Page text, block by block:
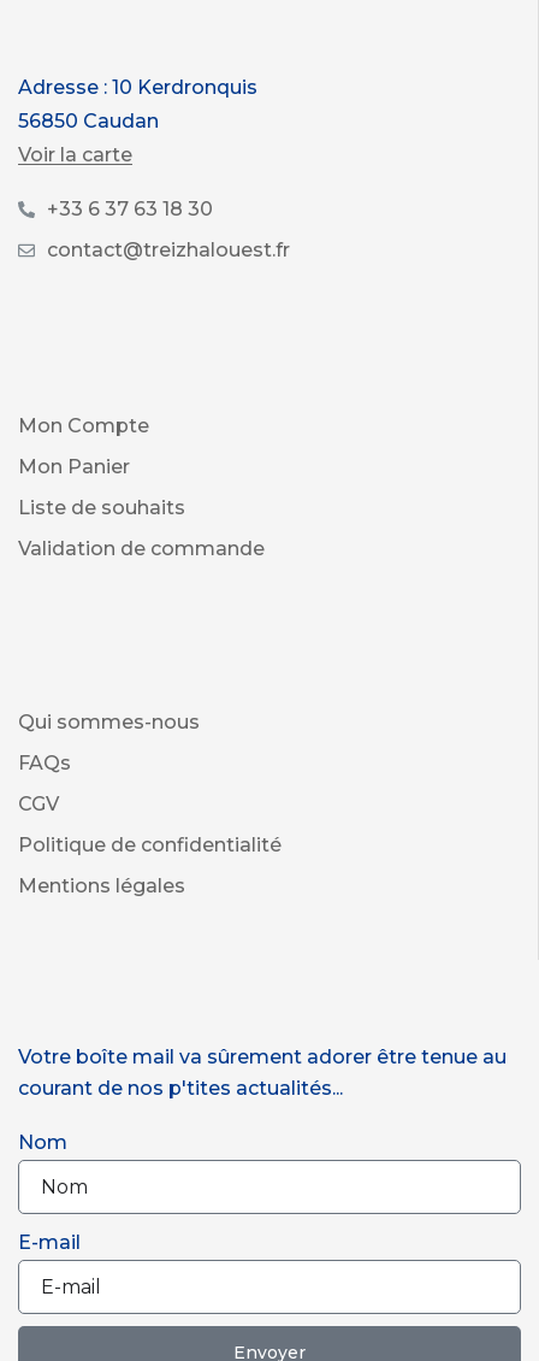
Adresse : 10 Kerdronquis
56850 Caudan
Voir la carte
+33 6 37 63 18 30
contact@treizhalouest.fr
Mon Compte
Mon Panier
Liste de souhaits
Validation de commande
Qui sommes-nous
FAQs
CGV
Politique de confidentialité
Mentions légales
Votre boîte mail va sûrement adorer être tenue au
courant de nos p'tites actualités...
Nom
E-mail
Envoyer